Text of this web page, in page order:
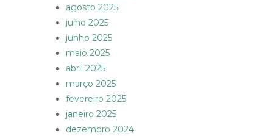
agosto 2025
julho 2025
junho 2025
maio 2025
abril 2025
março 2025
fevereiro 2025
janeiro 2025
dezembro 2024